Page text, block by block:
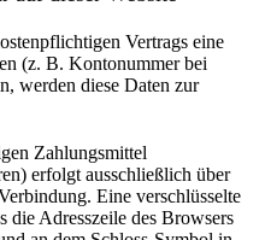
Vertrags eine
(z. B. Kontonummer bei
werden diese Daten zur
Zahlungsmittel
erfolgt ausschließlich über
Eine verschlüsselte
die Adresszeile des Browsers